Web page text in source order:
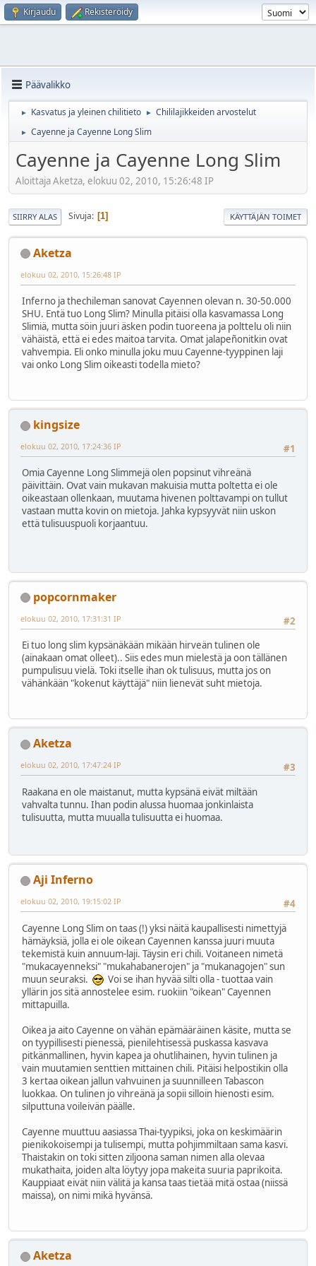
Kirjaudu Rekisteröidy
Päävalikko
► Kasvatus ja yleinen chilitieto ► Chililajikkeiden arvostelut
► Cayenne ja Cayenne Long Slim
Cayenne ja Cayenne Long Slim
Aloittaja Aketza, elokuu 02, 2010, 15:26:48 IP
SIIRRY ALAS Sivuja 1 KÄYTTÄJÄN TOIMET
Aketza
elokuu 02, 2010, 15:26:48 IP
Inferno ja thechileman sanovat Cayennen olevan n. 30-50.000
SHU. Entä tuo Long Slim? Minulla pitäisi olla kasvamassa Long
Slimiä, mutta söin juuri äsken podin tuoreena ja polttelu oli niin
vähäistä, että ei edes maitoa tarvita. Omat jalapeñonitkin ovat
vahvempia. Eli onko minulla joku muu Cayenne-tyyppinen laji
vai onko Long Slim oikeasti todella mieto?
kingsize
#1
elokuu 02, 2010, 17:24:36 IP
Omia Cayenne Long Slimmejä olen popsinut vihreänä
päivittäin. Ovat vain mukavan makuisia mutta poltetta ei ole
oikeastaan ollenkaan, muutama hivenen polttavampi on tullut
vastaan mutta kovin on mietoja. Jahka kypsyyvät niin uskon
että tulisuuspuoli korjaantuu.
popcornmaker
#2
elokuu 02, 2010, 17:31:31 IP
Ei tuo long slim kypsänäkään mikään hirveän tulinen ole
(ainakaan omat olleet).. Siis edes mun mielestä ja oon tällänen
pumpulisuu vielä. Toki itselle ihan ok tulisuus, mutta jos on
vähänkään "kokenut käyttäjä" niin lienevät suht mietoja.
Aketza
#3
elokuu 02, 2010, 17:47:24 IP
Raakana en ole maistanut, mutta kypsänä eivät miltään
vahvalta tunnu. Ihan podin alussa huomaa jonkinlaista
tulisuutta, mutta muualla tulisuutta ei huomaa.
Aji Inferno
#4
elokuu 02, 2010, 19:15:02 IP
Cayenne Long Slim on taas (!) yksi näitä kaupallisesti nimettyjä
hämäyksiä, jolla ei ole oikean Cayennen kanssa juuri muuta
tekemistä kuin annuum-laji. Täysin eri chili. Voitaneen nimetä
"mukacayenneksi" "mukahabanerojen" ja "mukanagojen" sun
muun seuraksi.
Voi se ihan hyvää silti olla - tuottaa vain
yllärin jos sitä annostelee esim. ruokiin "oikean" Cayennen
mittapuilla.
Oikea ja aito Cayenne on vähän epämääräinen käsite, mutta se
on tyypillisesti pienessä, pienilehtisessä puskassa kasvava
pitkänmallinen, hyvin kapea ja ohutlihainen, hyvin tulinen ja
vain muutamien senttien mittainen chili. Pitäisi helpostikin olla
3 kertaa oikean jallun vahvuinen ja suunnilleen Tabascon
luokkaa. On tulinen jo vihreänä ja sopii silloin hienosti esim.
silputtuna voileivän päälle.
Cayenne muuttuu aasiassa Thai-tyypiksi, joka on keskimäärin
pienikokoisempi ja tulisempi, mutta pohjimmiltaan sama kasvi.
Thaistakin on toki sitten ziljoona saman nimen alla olevaa
mukathaita, joiden alta löytyy jopa makeita suuria paprikoita.
Kauppiaat eivät niin välitä ja kansa taas tietää mitä ostaa (niissä
maissa), on nimi mikä hyvänsä.
Aketza